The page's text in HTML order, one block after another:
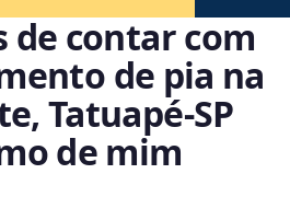
de contar com
de pia na
Tatuapé‑SP
de mim